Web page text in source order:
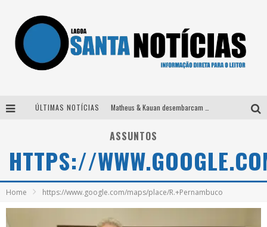
ÚLTIMAS NOTÍCIAS
Selo Moda Music confirma Bel Costa no palco Talentos da Terra do Pedro Leopoldo Rodeio Show
Após sair da KondZilla, DJ Danny Albuquerque inicia nova fase
ASSUNTOS
HTTPS://
Home https://www.google.com/maps/place/R.+Pernambuco